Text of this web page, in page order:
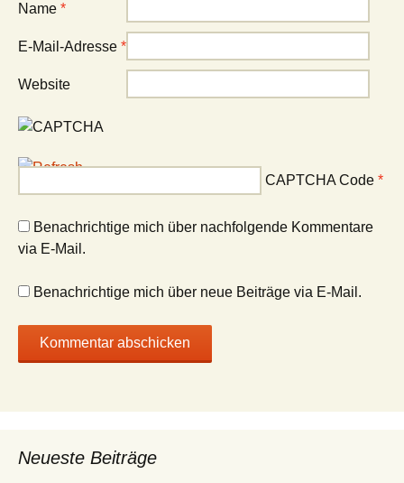
Name *
E-Mail-Adresse *
Website
CAPTCHA Code *
Benachrichtige mich über nachfolgende Kommentare
via E-Mail.
Benachrichtige mich über neue Beiträge via E-Mail.
Neueste Beiträge